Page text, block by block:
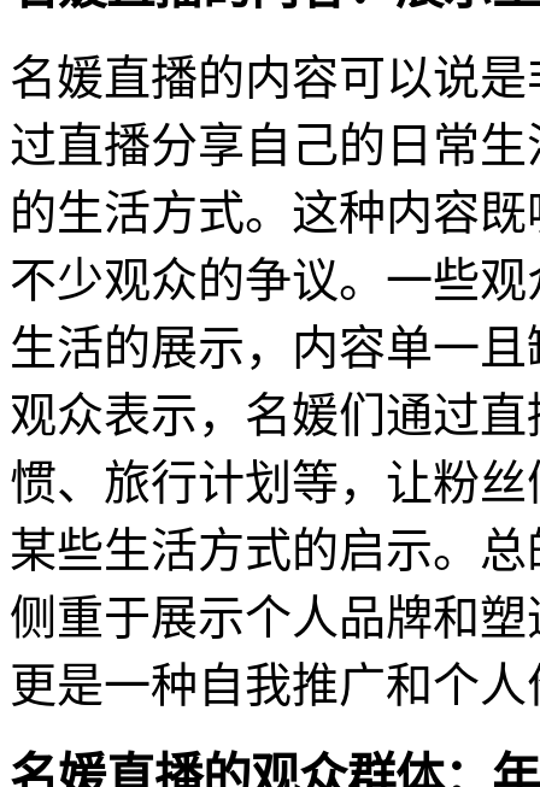
名媛直播的内容可以说
过直播分享自己的日常
的生活方式。这种内容
不少观众的争议。一些
生活的展示，内容单一
观众表示，名媛们通过
惯、旅行计划等，让粉
某些生活方式的启示。
侧重于展示个人品牌和
更是一种自我推广和个